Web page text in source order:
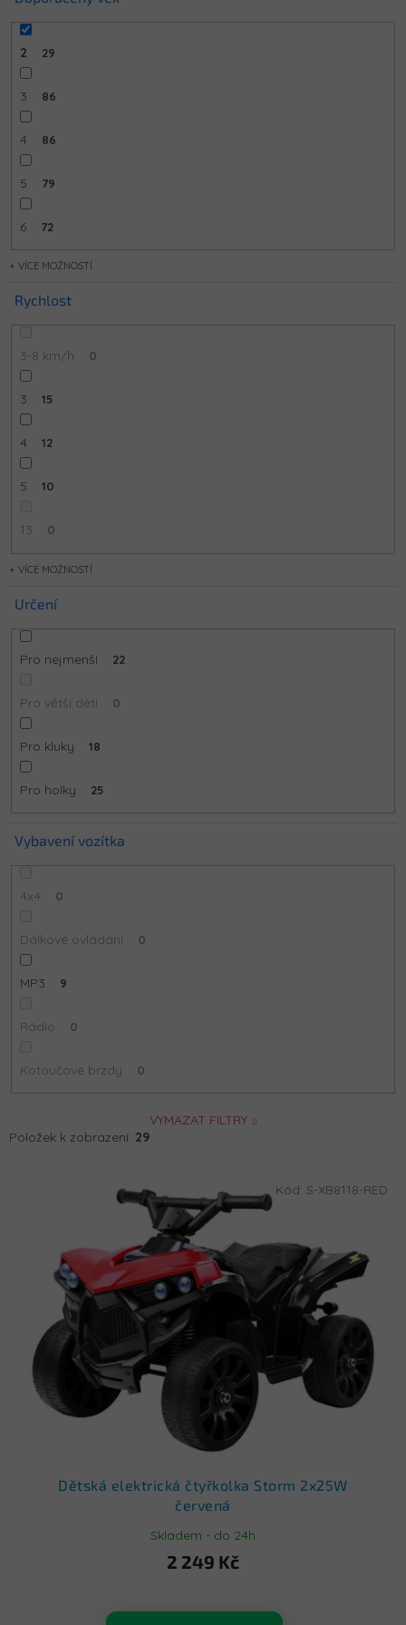
2 29
3 86
4 86
5 79
6 72
MOŽNOSTÍ
Rychlost
3-8 km/h 0
3 15
4 12
5 10
13 0
MOŽNOSTÍ
Určení
Pro nejmenší 22
Pro větší děti 0
Pro kluky 18
Pro holky 25
Vybavení vozítka
4x4 0
Dálkové ovládání 0
MP3 9
Rádio 0
Kotoučové brzdy 0
VYMAZAT FILTRY
Položek k zobrazení: 29
Dětská elektrická čtyřkolka Storm 2x25W
červená
Skladem - do 24h
2 249 Kč
Kód: S-XB8118-RED